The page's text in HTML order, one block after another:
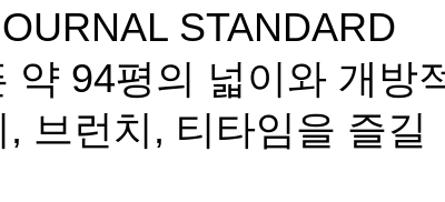
STANDARD
94평의 넓이와 개방
브런치, 티타임을 즐길